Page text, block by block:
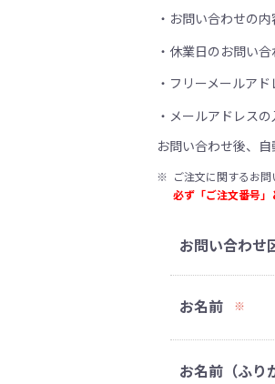
お問い合わせの
休業日のお問い合
フリーメールア
メールアドレス
お問い合わせ後、
※ ご注文に関するお問
必ず「ご注文番号
お問い合わせ
お名前 ※
お名前（ふり